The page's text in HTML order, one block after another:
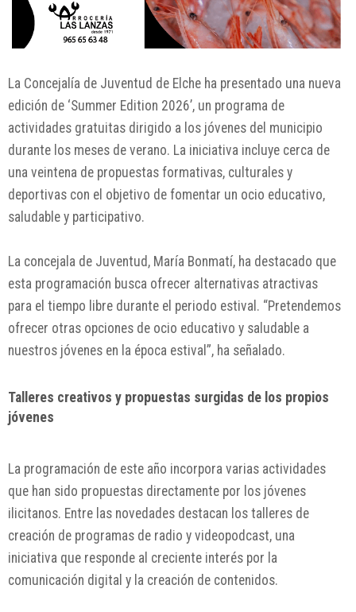
La Concejalía de Juventud de Elche ha presentado una nueva
edición de ‘Summer Edition 2026’, un programa de
actividades gratuitas dirigido a los jóvenes del municipio
durante los meses de verano. La iniciativa incluye cerca de
una veintena de propuestas formativas, culturales y
deportivas con el objetivo de fomentar un ocio educativo,
saludable y participativo.
La concejala de Juventud, María Bonmatí, ha destacado que
esta programación busca ofrecer alternativas atractivas
para el tiempo libre durante el periodo estival. “Pretendemos
ofrecer otras opciones de ocio educativo y saludable a
nuestros jóvenes en la época estival”, ha señalado.
Talleres creativos y propuestas surgidas de los propios
jóvenes
La programación de este año incorpora varias actividades
que han sido propuestas directamente por los jóvenes
ilicitanos. Entre las novedades destacan los talleres de
creación de programas de radio y videopodcast, una
iniciativa que responde al creciente interés por la
comunicación digital y la creación de contenidos.